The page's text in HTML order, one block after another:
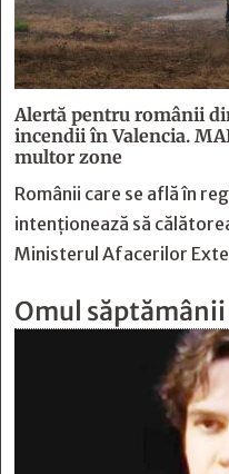
Alertă pentru românii
incendii în Valencia.
multor zone
Românii care se află în
intenționează să
Ministerul Afacerilor
Omul săptămânii